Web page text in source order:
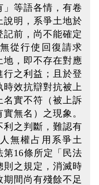
」等語各情，有卷
說明，系爭土地於
前，尚不能確定
從行使回復請求
地，即不存在對應
行之利益；且於登
效抗辯對抗被上
名實不符（被上訴
無名）之現象。
利之判斷，難認有
無權占用系爭土
16條所定「民法
則之規定，消滅時
間尚有殘餘不足